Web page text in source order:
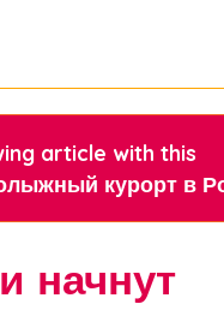
article with this
курорт в
начнут